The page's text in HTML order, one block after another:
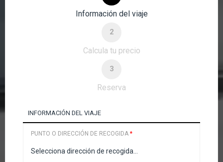
Información del viaje
2
Calcula tu precio
3
Reserva
INFORMACIÓN DEL VIAJE
PUNTO O DIRECCIÓN DE RECOGIDA *